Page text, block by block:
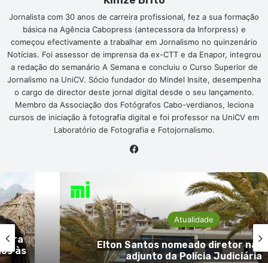
Jornalista com 30 anos de carreira profissional, fez a sua formação
básica na Agência Cabopress (antecessora da Inforpress) e
começou efectivamente a trabalhar em Jornalismo no quinzenário
Notícias. Foi assessor de imprensa da ex-CTT e da Enapor, integrou
a redação do semanário A Semana e concluiu o Curso Superior de
Jornalismo na UniCV. Sócio fundador do Mindel Insite, desempenha
o cargo de director deste jornal digital desde o seu lançamento.
Membro da Associação dos Fotógrafos Cabo-verdianos, leciona
cursos de iniciação à fotografia digital e foi professor na UniCV em
Laboratório de Fotografia e Fotojornalismo.
às
Atualidade
Elton Santos nomeado diretor
adjunto da Polícia Judiciária